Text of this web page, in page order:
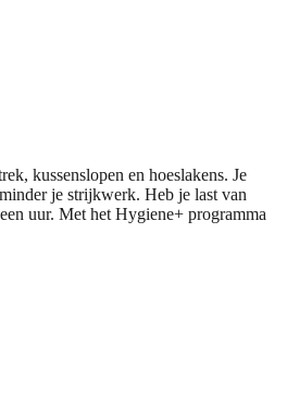
kussenslopen en hoeslakens. Je
je strijkwerk. Heb je last van
uur. Met het Hygiene+ programma